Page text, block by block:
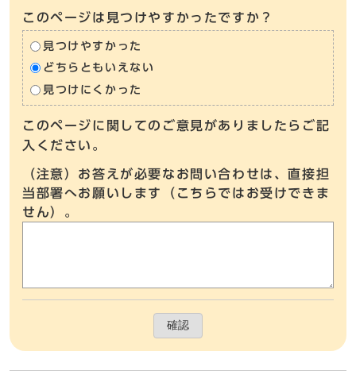
このページは見つけやすかったですか？
見つけやすかった
どちらともいえない
見つけにくかった
このページに関してのご意見がありましたらご記
入ください。
（注意）お答えが必要なお問い合わせは、直接担
当部署へお願いします（こちらではお受けできま
せん）。
確認